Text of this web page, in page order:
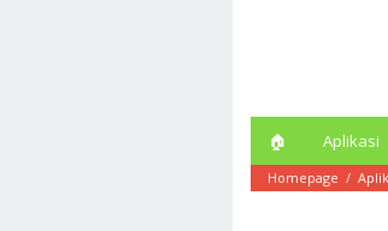
🏠︎ Aplikasi
Homepage /